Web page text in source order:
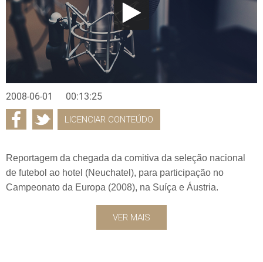
2008-06-01 00:13:25
LICENCIAR CONTEÚDO
Reportagem da chegada da comitiva da seleção nacional
de futebol ao hotel (Neuchatel), para participação no
Campeonato da Europa (2008), na Suíça e Áustria.
VER MAIS